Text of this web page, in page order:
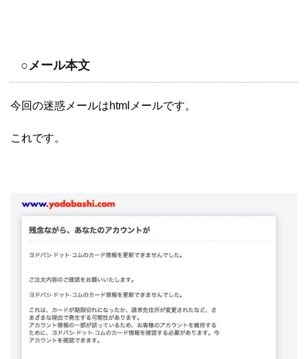
○メール本文
今回の迷惑メールはhtmlメールです。
これです。